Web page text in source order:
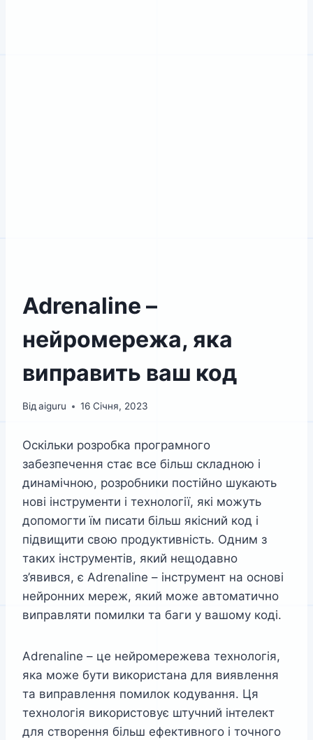
Adrenaline –
нейромережа, яка
виправить ваш код
Відaiguru 16 Січня, 2023
Оскільки розробка програмного
забезпечення стає все більш складною і
динамічною, розробники постійно шукають
нові інструменти і технології, які можуть
допомогти їм писати більш якісний код і
підвищити свою продуктивність. Одним з
таких інструментів, який нещодавно
з’явився, є Adrenaline – інструмент на основі
нейронних мереж, який може автоматично
виправляти помилки та баги у вашому коді.
Adrenaline – це нейромережева технологія,
яка може бути використана для виявлення
та виправлення помилок кодування. Ця
технологія використовує штучний інтелект
для створення більш ефективного і точного